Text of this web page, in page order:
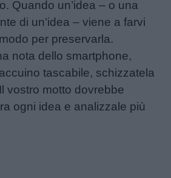
Quando un’idea – o una
di un’idea – viene a farvi
per preservarla.
nota dello smartphone,
tascabile, schizzatela
vostro motto dovrebbe
ogni idea e analizzale più